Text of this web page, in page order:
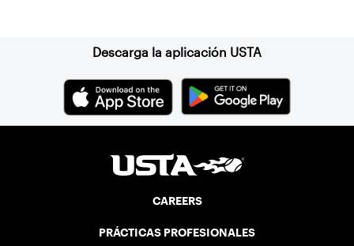
Descarga la aplicación USTA
CAREERS
PRÁCTICAS PROFESIONALES